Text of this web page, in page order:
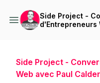
Side Project -
d'Entrepreneurs
Side Project -
Web avec Paul